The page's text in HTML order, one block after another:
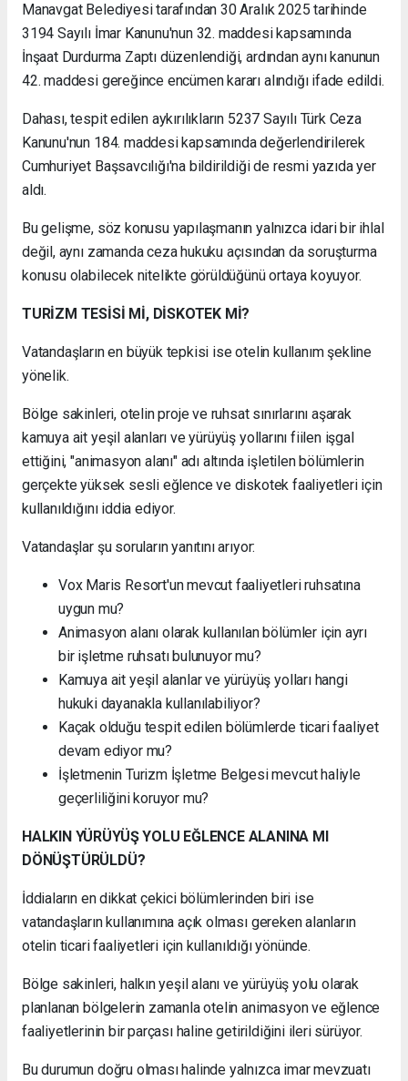
Manavgat Belediyesi tarafından 30 Aralık 2025 tarihinde
3194 Sayılı İmar Kanunu'nun 32. maddesi kapsamında
İnşaat Durdurma Zaptı düzenlendiği, ardından aynı kanunun
42. maddesi gereğince encümen kararı alındığı ifade edildi.
Dahası, tespit edilen aykırılıkların 5237 Sayılı Türk Ceza
Kanunu'nun 184. maddesi kapsamında değerlendirilerek
Cumhuriyet Başsavcılığı'na bildirildiği de resmi yazıda yer
aldı.
Bu gelişme, söz konusu yapılaşmanın yalnızca idari bir ihlal
değil, aynı zamanda ceza hukuku açısından da soruşturma
konusu olabilecek nitelikte görüldüğünü ortaya koyuyor.
TURİZM TESİSİ Mİ, DİSKOTEK Mİ?
Vatandaşların en büyük tepkisi ise otelin kullanım şekline
yönelik.
Bölge sakinleri, otelin proje ve ruhsat sınırlarını aşarak
kamuya ait yeşil alanları ve yürüyüş yollarını fiilen işgal
ettiğini, "animasyon alanı" adı altında işletilen bölümlerin
gerçekte yüksek sesli eğlence ve diskotek faaliyetleri için
kullanıldığını iddia ediyor.
Vatandaşlar şu soruların yanıtını arıyor:
Vox Maris Resort'un mevcut faaliyetleri ruhsatına
uygun mu?
Animasyon alanı olarak kullanılan bölümler için ayrı
bir işletme ruhsatı bulunuyor mu?
Kamuya ait yeşil alanlar ve yürüyüş yolları hangi
hukuki dayanakla kullanılabiliyor?
Kaçak olduğu tespit edilen bölümlerde ticari faaliyet
devam ediyor mu?
İşletmenin Turizm İşletme Belgesi mevcut haliyle
geçerliliğini koruyor mu?
HALKIN YÜRÜYÜŞ YOLU EĞLENCE ALANINA MI
DÖNÜŞTÜRÜLDÜ?
İddiaların en dikkat çekici bölümlerinden biri ise
vatandaşların kullanımına açık olması gereken alanların
otelin ticari faaliyetleri için kullanıldığı yönünde.
Bölge sakinleri, halkın yeşil alanı ve yürüyüş yolu olarak
planlanan bölgelerin zamanla otelin animasyon ve eğlence
faaliyetlerinin bir parçası haline getirildiğini ileri sürüyor.
Bu durumun doğru olması halinde yalnızca imar mevzuatı